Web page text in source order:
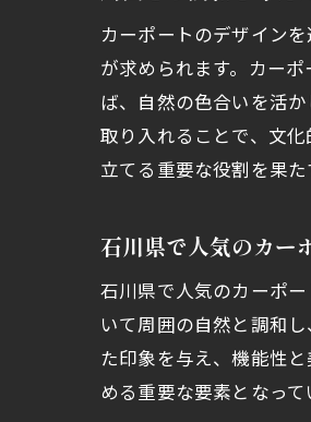
カーポートのデザイン
が求められます。カー
ば、自然の色合いを活
取り入れることで、文
立てる重要な役割を果た
石川県で人気のカー
石川県で人気のカーポ
いて周囲の自然と調和
た印象を与え、機能性
める重要な要素となっ